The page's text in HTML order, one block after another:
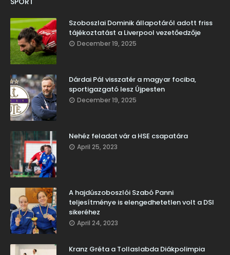
Szoboszlai Dominik állapotáról adott friss
tájékoztatást a Liverpool vezetőedzője
December 19, 2025
Dárdai Pál visszatér a magyar fociba,
sportigazgató lesz Újpesten
December 19, 2025
Nehéz feladat vár a HSE csapatára
April 25, 2023
A hajdúszoboszlói Szabó Panni
teljesítménye is elengedhetetlen volt a DSI
sikeréhez
April 24, 2023
Kranz Gréta a Tollaslabda Diákpolimpia